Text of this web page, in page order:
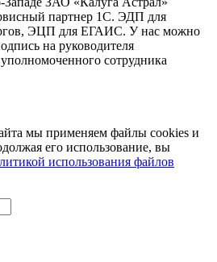
партнер 1C. ЭДП для
ЭЦП для ЕГАИС. У нас можно
на руководителя
сотрудника
мы применяем файлы cookies и
его использование, вы
использования файлов